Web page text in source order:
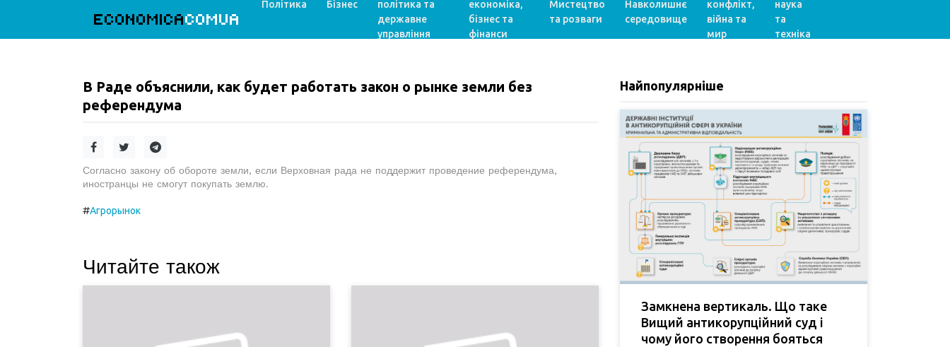
ECONOMICACOMUA
Політика Бізнес
політика та
державне
управління
економіка,
бізнес та
фінанси
Мистецтво
та розваги
Навколишнє
середовище
конфлікт,
війна та
мир
наука
та
техніка
В Раде объяснили, как будет работать закон о рынке земли без
референдума
Согласно закону об обороте земли, если Верховная рада не поддержит проведение референдума,
иностранцы не смогут покупать землю.
#Агрорынок
Читайте також
Найпопулярніше
Замкнена вертикаль. Що таке
Вищий антикорупційний суд і
чому його створення бояться